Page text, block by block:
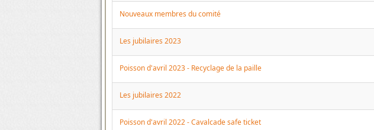
Nouveaux membres du comité
Les jubilaires 2023
Poisson d'avril 2023 - Recyclage de la paille
Les jubilaires 2022
Poisson d'avril 2022 - Cavalcade safe ticket